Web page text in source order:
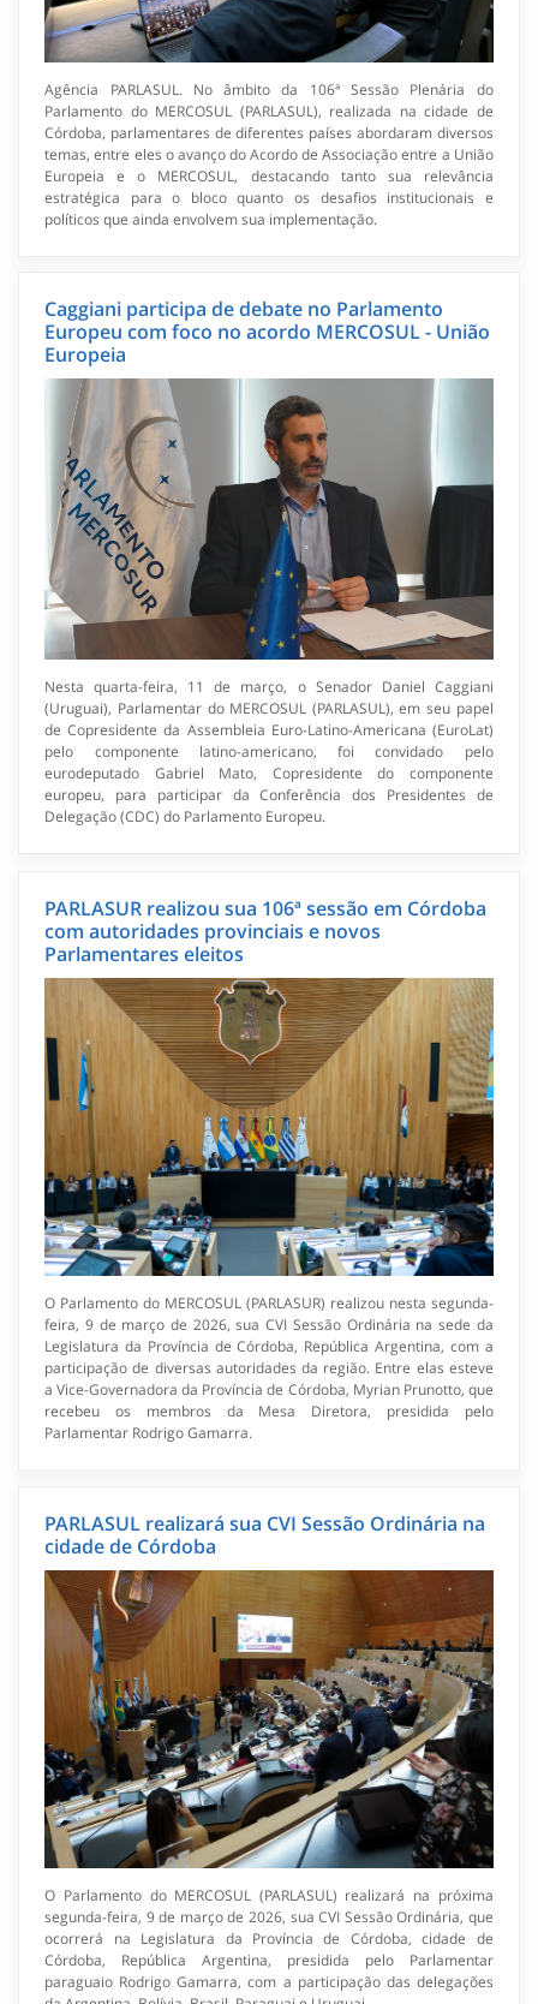
Agência PARLASUL. No âmbito da 106ª Sessão Plenária do
Parlamento do MERCOSUL (PARLASUL), realizada na cidade de
Córdoba, parlamentares de diferentes países abordaram diversos
temas, entre eles o avanço do Acordo de Associação entre a União
Europeia e o MERCOSUL, destacando tanto sua relevância
estratégica para o bloco quanto os desafios institucionais e
políticos que ainda envolvem sua implementação.
Caggiani participa de debate no Parlamento
Europeu com foco no acordo MERCOSUL - União
Europeia
Nesta quarta-feira, 11 de março, o Senador Daniel Caggiani
(Uruguai), Parlamentar do MERCOSUL (PARLASUL), em seu papel
de Copresidente da Assembleia Euro-Latino-Americana (EuroLat)
pelo componente latino-americano, foi convidado pelo
eurodeputado Gabriel Mato, Copresidente do componente
europeu, para participar da Conferência dos Presidentes de
Delegação (CDC) do Parlamento Europeu.
PARLASUR realizou sua 106ª sessão em Córdoba
com autoridades provinciais e novos
Parlamentares eleitos
O Parlamento do MERCOSUL (PARLASUR) realizou nesta segunda-
feira, 9 de março de 2026, sua CVI Sessão Ordinária na sede da
Legislatura da Província de Córdoba, República Argentina, com a
participação de diversas autoridades da região. Entre elas esteve
a Vice-Governadora da Província de Córdoba, Myrian Prunotto, que
recebeu os membros da Mesa Diretora, presidida pelo
Parlamentar Rodrigo Gamarra.
PARLASUL realizará sua CVI Sessão Ordinária na
cidade de Córdoba
O Parlamento do MERCOSUL (PARLASUL) realizará na próxima
segunda-feira, 9 de março de 2026, sua CVI Sessão Ordinária, que
ocorrerá na Legislatura da Província de Córdoba, cidade de
Córdoba, República Argentina, presidida pelo Parlamentar
paraguaio Rodrigo Gamarra, com a participação das delegações